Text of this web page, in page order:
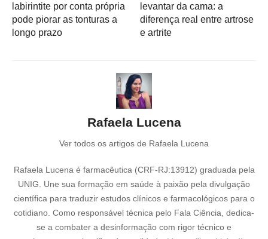
labirintite por conta própria
pode piorar as tonturas a
longo prazo
levantar da cama: a
diferença real entre artrose
e artrite
Rafaela Lucena
Ver todos os artigos de Rafaela Lucena
Rafaela Lucena é farmacêutica (CRF-RJ:13912) graduada pela
UNIG. Une sua formação em saúde à paixão pela divulgação
científica para traduzir estudos clínicos e farmacológicos para o
cotidiano. Como responsável técnica pelo Fala Ciência, dedica-
se a combater a desinformação com rigor técnico e